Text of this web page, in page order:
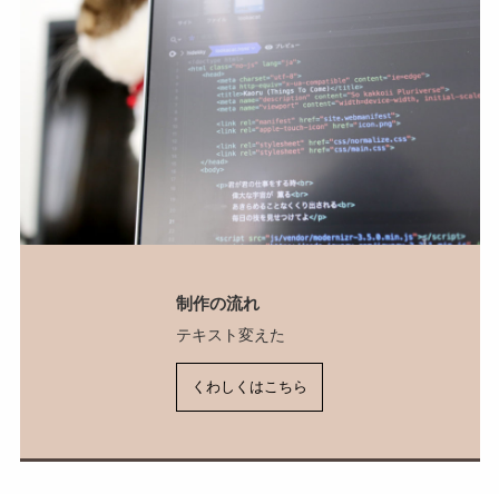
制作の流れ
テキスト変えた
くわしくはこちら